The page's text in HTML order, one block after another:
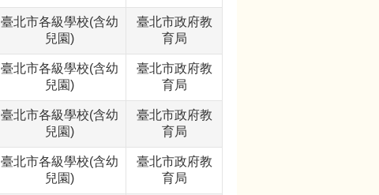
臺北市各級學校(含幼
兒園)
臺北市政府教
育局
臺北市各級學校(含幼
兒園)
臺北市政府教
育局
臺北市各級學校(含幼
兒園)
臺北市政府教
育局
臺北市各級學校(含幼
兒園)
臺北市政府教
育局